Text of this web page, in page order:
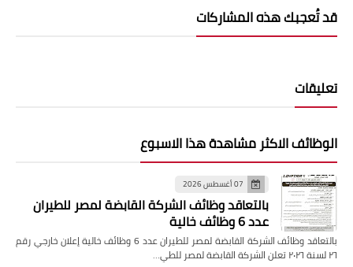
قد تُعجبك هذه المشاركات
تعليقات
الوظائف الاكثر مشاهدة هذا الاسبوع
07 أغسطس 2026
بالتعاقد وظائف الشركة القابضة لمصر للطيران
عدد 6 وظائف خالية
بالتعاقد وظائف الشركة القابضة لمصر للطيران عدد 6 وظائف خالية إعلان خارجي رقم
٢٦ لسنة ٢٠٢٦ تعلن الشركة القابضة لمصر للطي…